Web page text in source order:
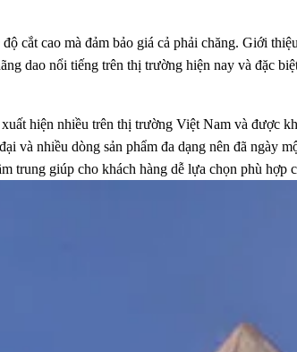
cắt cao mà đảm bảo giá cả phải chăng. Giới
dao nổi tiếng trên thị trường hiện nay và đặc
hiện nhiều trên thị trường Việt Nam và được
và nhiều dòng sản phẩm đa dạng nên đã ngày
trung giúp cho khách hàng dễ lựa chọn phù hợp